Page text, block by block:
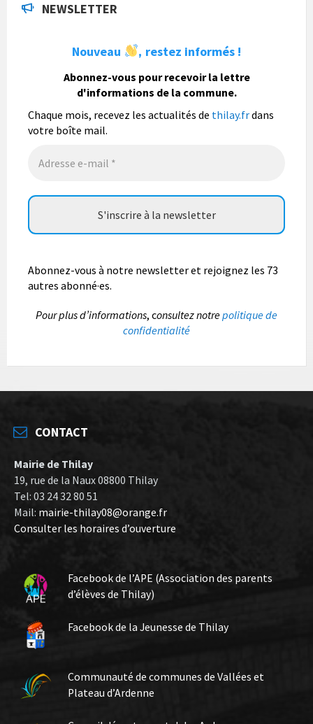
1 semaine
1 semaine
août.
Photo
NEWSLETTER
Nouveau , restez informés !
Abonnez-vous pour recevoir la lettre
d'informations de la commune.
Chaque mois, recevez les actualités de thilay.frdans
votre boîte mail.
Abonnez-vous à notre newsletter et rejoignez les 73
autres abonné·es.
Pour plus d’informations, consultez notrepolitique de
confidentialité
CONTACT
Mairie de Thilay
19, rue de la Naux 08800 Thilay
Tel: 03 24 32 80 51
Mail: mairie-thilay08@orange.fr
Consulter les horaires d’ouverture
Facebook de l’APE (Association des parents
d’élèves de Thilay)
Facebook de la Jeunesse de Thilay
Communauté de communes de Vallées et
Plateau d’Ardenne